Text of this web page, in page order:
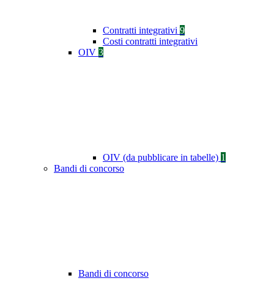
Contratti integrativi 9
Costi contratti integrativi
OIV 3
OIV (da pubblicare in tabelle) 1
Bandi di concorso
Bandi di concorso